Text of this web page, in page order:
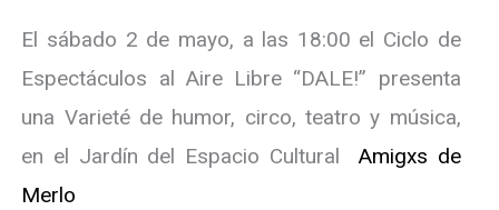
El sábado 2 de mayo, a las 18:00 el Ciclo de
Espectáculos al Aire Libre “DALE!” presenta
una Varieté de humor, circo, teatro y música,
en el Jardín del Espacio Cultural
Amigxs de
Merlo